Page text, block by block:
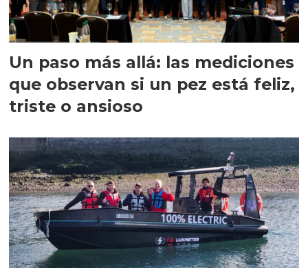
Un paso más allá: las mediciones
que observan si un pez está feliz,
triste o ansioso